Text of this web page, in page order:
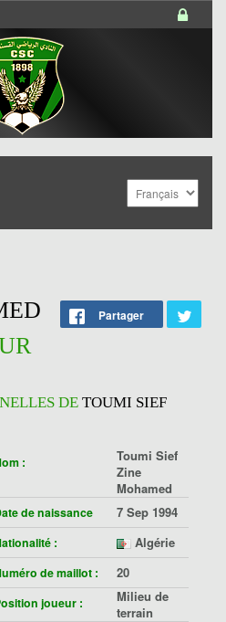
Partager
DE TOUMI SIEF
:
Toumi Sief
Zine
Mohamed
de naissance 7 Sep 1994
: Algérie
de maillot : 20
joueur :
Milieu de
terrain